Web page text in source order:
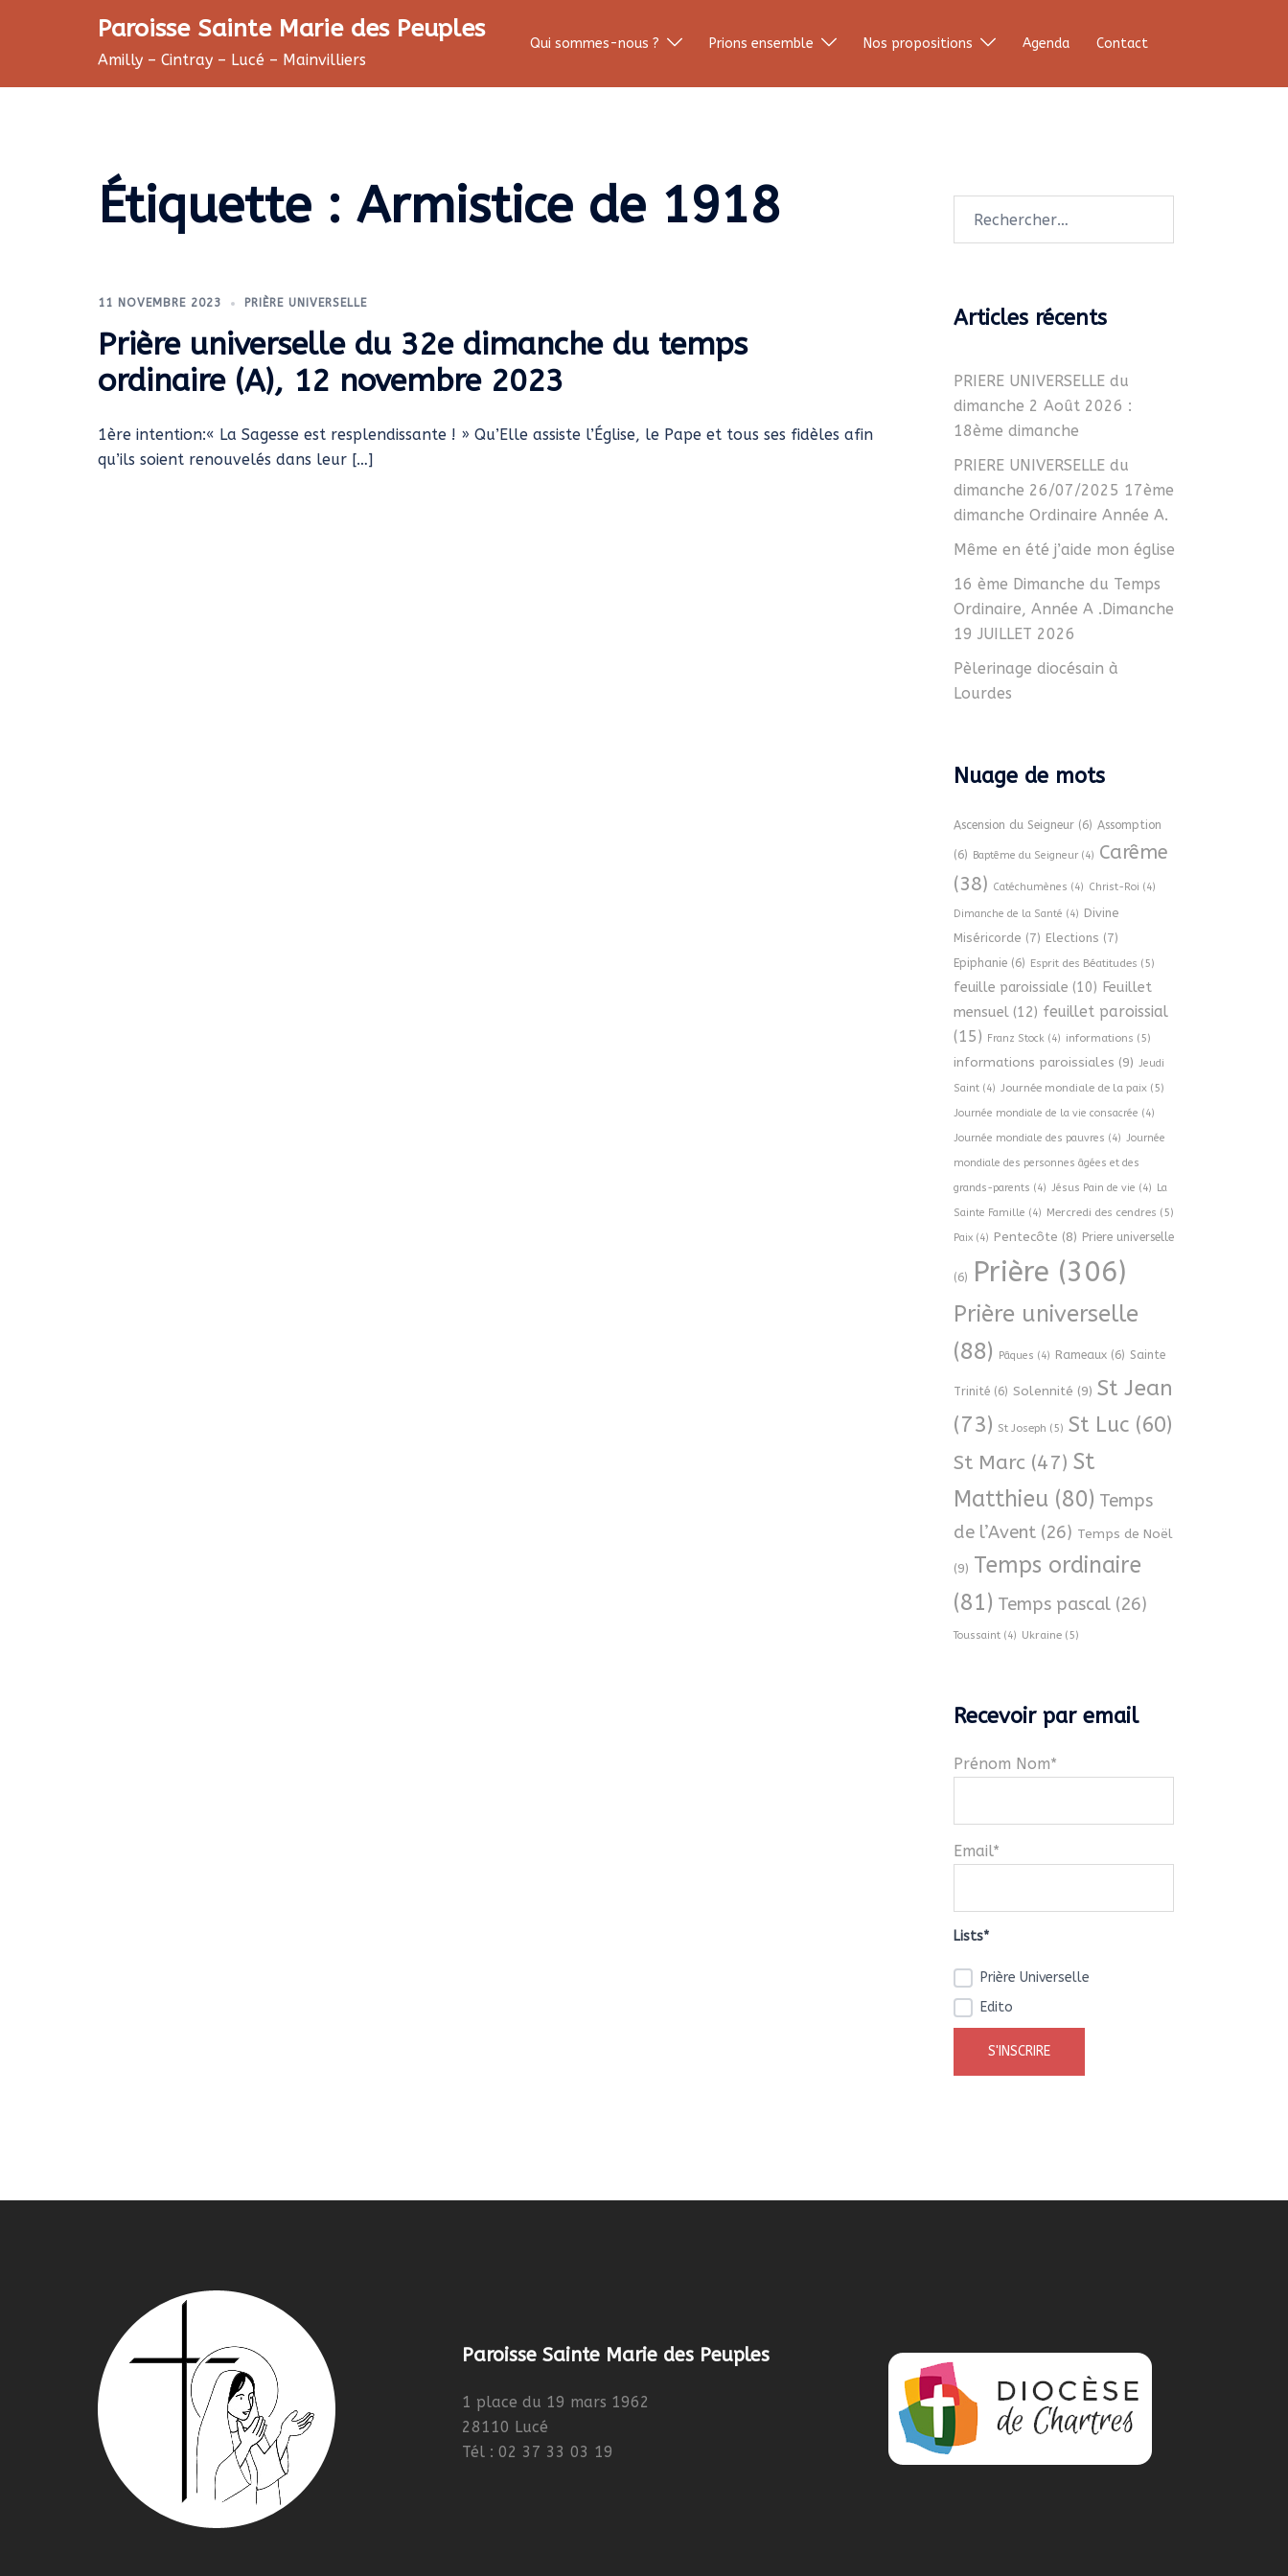
Paroisse Sainte Marie des Peuples
Amilly – Cintray – Lucé – Mainvilliers
Qui sommes-nous ? Prions ensemble Nos propositions Agenda Contact
Étiquette : Armistice de 1918
11 NOVEMBRE 2023 PRIÈRE UNIVERSELLE
Prière universelle du 32e dimanche du temps
ordinaire (A), 12 novembre 2023
1ère intention:« La Sagesse est resplendissante ! » Qu’Elle assiste l’Église, le Pape et tous ses fidèles afin
qu’ils soient renouvelés dans leur […]
Articles récents
PRIERE UNIVERSELLE du
dimanche 2 Août 2026 :
18ème dimanche
PRIERE UNIVERSELLE du
dimanche 26/07/2025 17ème
dimanche Ordinaire Année A.
Même en été j’aide mon église
16 ème Dimanche du Temps
Ordinaire, Année A .Dimanche
19 JUILLET 2026
Pèlerinage diocésain à
Lourdes
Nuage de mots
Ascension du Seigneur(6) Assomption
(6) Baptême du Seigneur(4) Carême
(38) Catéchumènes (4) Christ-Roi (4)
Dimanche de la Santé (4) Divine
Miséricorde (7) Elections (7)
Epiphanie(6) Esprit des Béatitudes (5)
feuille paroissiale (10) Feuillet
mensuel(12) feuillet paroissial
(15) Franz Stock(4) informations (5)
informations paroissiales (9) Jeudi
Saint(4) Journée mondiale de la paix(5)
Journée mondiale de la vie consacrée (4)
Journée mondiale des pauvres (4) Journée
mondiale des personnes âgées et des
grands-parents (4) Jésus Pain de vie (4) La
Sainte Famille (4) Mercredi des cendres (5)
Paix(4) Pentecôte (8) Priere universelle
(6) Prière (306)
Prière universelle
(88)
Pâques (4) Rameaux(6) Sainte
Trinité(6) Solennité (9) St Jean
(73) St Joseph (5) St Luc(60)
St Marc (47) St
Matthieu(80) Temps
de l’Avent(26) Temps de Noël
(9) Temps ordinaire
(81) Temps pascal(26)
Toussaint(4) Ukraine(5)
Recevoir par email
Prénom Nom*
Email*
Lists*
Prière Universelle
Edito
Paroisse Sainte Marie des Peuples
1 place du 19 mars 1962
28110 Lucé
Tél : 02 37 33 03 19